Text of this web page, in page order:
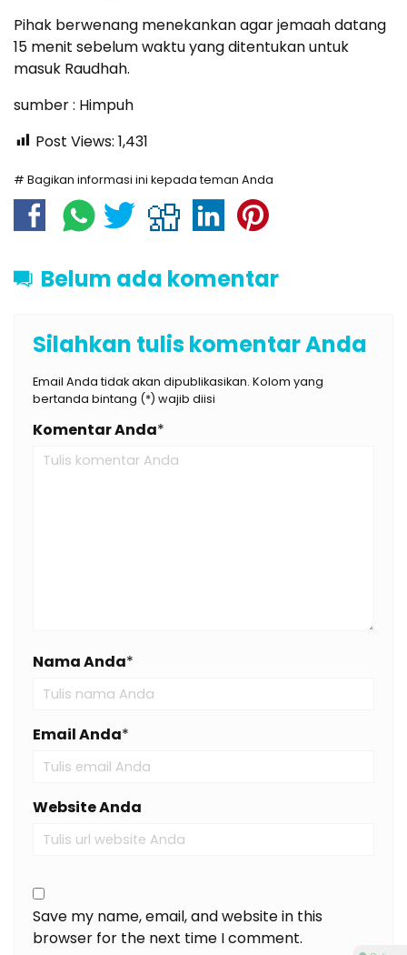
Pihak berwenang menekankan agar jemaah datang
15 menit sebelum waktu yang ditentukan untuk
masuk Raudhah.
sumber : Himpuh
Post Views: 1,431
# Bagikan informasi ini kepada teman Anda
Belum ada komentar
Silahkan tulis komentar Anda
Email Anda tidak akan dipublikasikan. Kolom yang
bertanda bintang (*) wajib diisi
Komentar Anda*
Nama Anda*
Email Anda*
Website Anda
Save my name, email, and website in this
browser for the next time I comment.